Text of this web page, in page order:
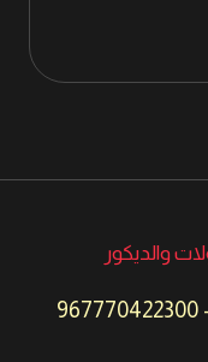
والديكور
967770422300